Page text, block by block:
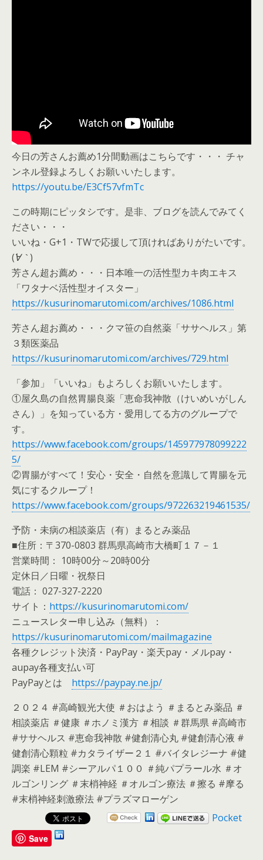
今日の芳さんお薦め1分間動画はこちらです・・・ チャ
ンネル登録よろしくお願いいたします。
https://youtu.be/E3Cf57vfmTc
この時期にピッタシです。是非、ブログを読んでみてく
ださい・・・
いいね・G+1・TWで応援して頂ければありがたいです。
(´∀｀)
芳さん超お薦め・・・日本唯一の活性型カキ肉エキス
「ワタナベ活性型オイスター」
https://kusurinomarutomi.com/archives/1086.html
芳さん超お薦め・・・クマ笹の自然薬「ササヘルス」第
３類医薬品
https://kusurinomarutomi.com/archives/729.html
「参加」「いいね」もよろしくお願いいたします。
①屋久島の自然胃腸良薬「恵命我神散（けいめいがしん
さん）」を知っている方・愛用してる方のグループで
す。
https://www.facebook.com/groups/145977978099222
5/
②胃腸がすべて！安心・安全・自然を意識して胃腸を元
気にするクループ！
https://www.facebook.com/groups/972263219461535/
予防・未病の相談薬店（有）まるとみ薬品
■住所：〒370-0803 群馬県高崎市大橋町１７－１
営業時間： 10時00分～20時00分
定休日／日曜・祝祭日
電話： 027-327-2220
サイト： https://kusurinomarutomi.com/
ニュースレター申し込み（無料）：
https://kusurinomarutomi.com/mailmagazine
各種クレジット決済・PayPay・楽天pay・メルpay・
aupay各種支払い可
PayPayとは https://paypay.ne.jp/
２０２４ #高崎観光大使 ＃おはよう ＃まるとみ薬品 ＃
相談薬店 ＃健康 ＃ホノミ漢方 ＃相談 ＃群馬県 #高崎市
#ササヘルス #恵命我神散 #健創清心丸 #健創清心液 #
健創清心顆粒 #カタライザー２１ #バイタレジーナ #健
調楽 #LEM #シーアルパ１００ ＃純パプラール水 ＃オ
ルゴンリング ＃末梢神経 ＃オルゴン療法 ＃擦る #摩る
#末梢神経刺激療法 #プラズマローゲン
Pocket
Save